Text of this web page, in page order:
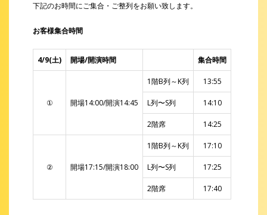
下記のお時間にご集合・ご整列をお願い致します。
お客様集合時間
4/9(土) 開場/開演時間 集合時間
① 開場14:00/開演14:45
1階B列～K列 13:55
L列〜S列 14:10
2階席 14:25
② 開場17:15/開演18:00
1階B列～K列 17:10
L列〜S列 17:25
2階席 17:40